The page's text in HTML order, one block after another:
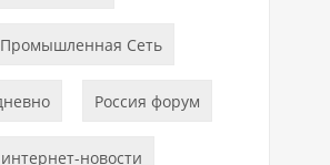
Промышленная Сеть
Россия форум
новости